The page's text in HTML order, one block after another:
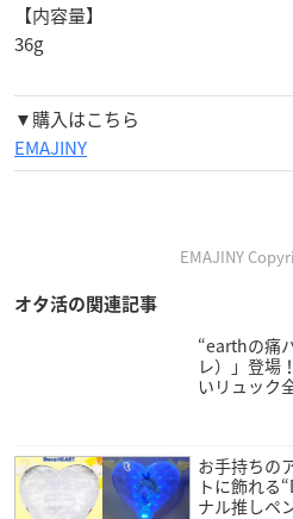
【内容量】
36g
▼購入はこちら
EMAJINY
EMAJINY
オタ活の関連記事
“earthの痛
レ）」登場
いリュック
お手持ちの
トに飾れる
ナル推しペ